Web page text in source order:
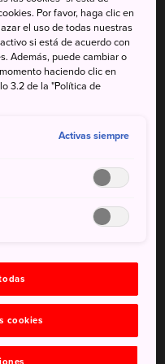
empieza con uno de
la región de Tokai. El
el cual se
octubre, atrae a miles de
con salidas todas las
por autopista desde
tomar el autobús de
Por favor, haga clic en
el uso de todas nuestras
si está de acuerdo con
Además, puede cambiar o
haciendo clic en
3.2 de la "Política de
Activas siempre
cookies